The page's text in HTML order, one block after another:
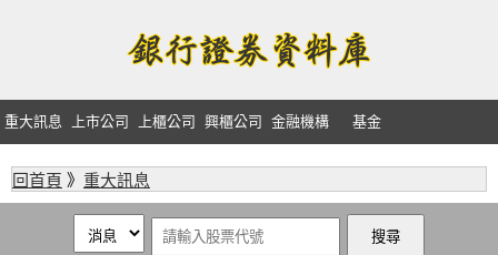
重大訊息 上市公司 上櫃公司 興櫃公司 金融機構 基金
回首頁 》 重大訊息